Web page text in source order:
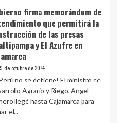
fortalece
transferencia
de
tecnologías
agricultura
de
precisión
para
mejorar
calidad
firma memorándum de
que permitirá la
de las presas
y El Azufre en
de octubre de 2024
Perú no se detiene! El ministro de
Agrario y Riego, Angel
llegó hasta Cajamarca para
el...